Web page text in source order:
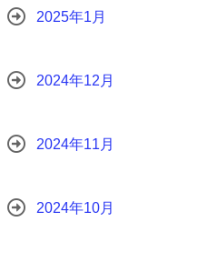
2025年1月
2024年12月
2024年11月
2024年10月